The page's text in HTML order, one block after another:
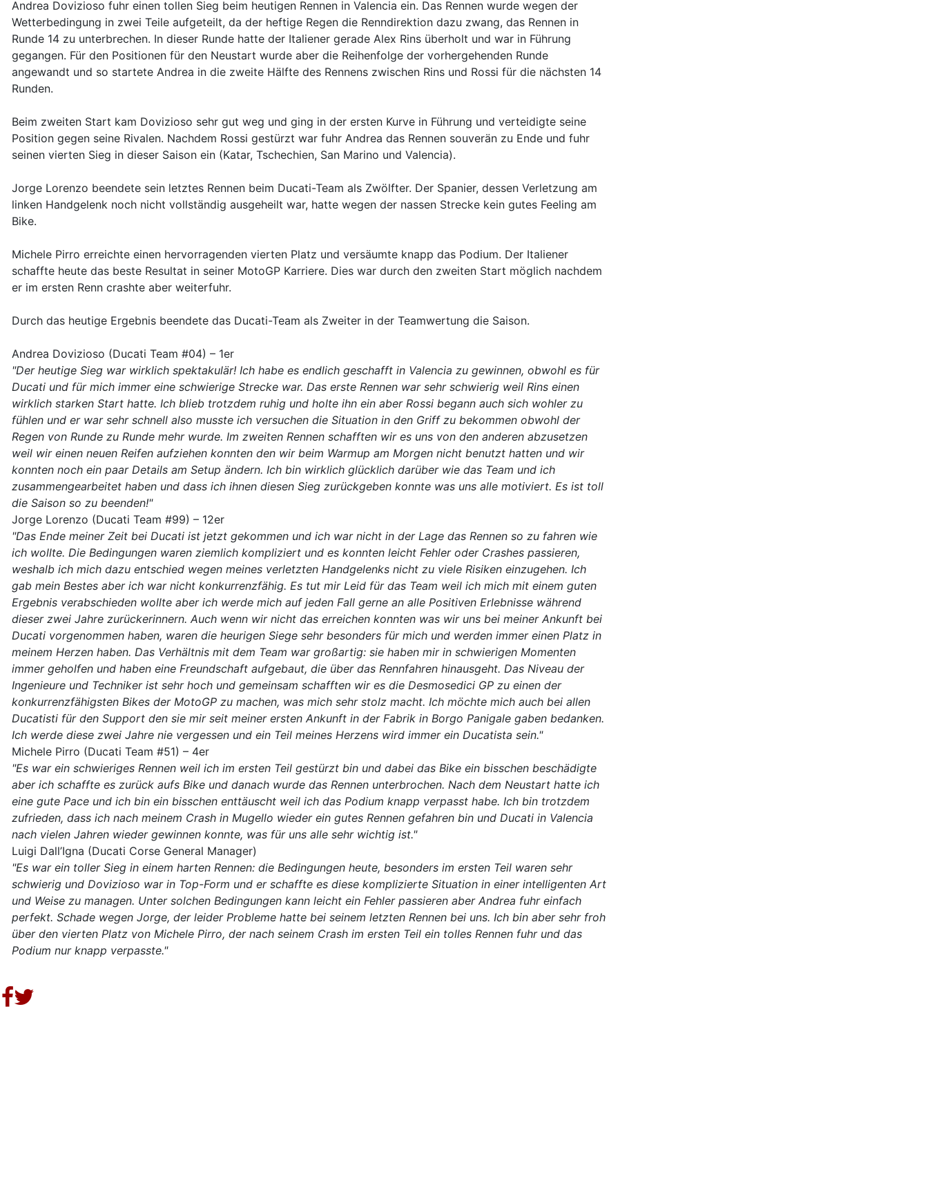
Andrea Dovizioso fuhr einen tollen Sieg beim heutigen Rennen in Valencia ein. Das Rennen wurde wegen der
Wetterbedingung in zwei Teile aufgeteilt, da der heftige Regen die Renndirektion dazu zwang, das Rennen in
Runde 14 zu unterbrechen. In dieser Runde hatte der Italiener gerade Alex Rins überholt und war in Führung
gegangen. Für den Positionen für den Neustart wurde aber die Reihenfolge der vorhergehenden Runde
angewandt und so startete Andrea in die zweite Hälfte des Rennens zwischen Rins und Rossi für die nächsten 14
Runden.
Beim zweiten Start kam Dovizioso sehr gut weg und ging in der ersten Kurve in Führung und verteidigte seine
Position gegen seine Rivalen. Nachdem Rossi gestürzt war fuhr Andrea das Rennen souverän zu Ende und fuhr
seinen vierten Sieg in dieser Saison ein (Katar, Tschechien, San Marino und Valencia).
Jorge Lorenzo beendete sein letztes Rennen beim Ducati-Team als Zwölfter. Der Spanier, dessen Verletzung am
linken Handgelenk noch nicht vollständig ausgeheilt war, hatte wegen der nassen Strecke kein gutes Feeling am
Bike.
Michele Pirro erreichte einen hervorragenden vierten Platz und versäumte knapp das Podium. Der Italiener
schaffte heute das beste Resultat in seiner MotoGP Karriere. Dies war durch den zweiten Start möglich nachdem
er im ersten Renn crashte aber weiterfuhr.
Durch das heutige Ergebnis beendete das Ducati-Team als Zweiter in der Teamwertung die Saison.
Andrea Dovizioso (Ducati Team #04) – 1er
"Der heutige Sieg war wirklich spektakulär! Ich habe es endlich geschafft in Valencia zu gewinnen, obwohl es für
Ducati und für mich immer eine schwierige Strecke war. Das erste Rennen war sehr schwierig weil Rins einen
wirklich starken Start hatte. Ich blieb trotzdem ruhig und holte ihn ein aber Rossi begann auch sich wohler zu
fühlen und er war sehr schnell also musste ich versuchen die Situation in den Griff zu bekommen obwohl der
Regen von Runde zu Runde mehr wurde. Im zweiten Rennen schafften wir es uns von den anderen abzusetzen
weil wir einen neuen Reifen aufziehen konnten den wir beim Warmup am Morgen nicht benutzt hatten und wir
konnten noch ein paar Details am Setup ändern. Ich bin wirklich glücklich darüber wie das Team und ich
zusammengearbeitet haben und dass ich ihnen diesen Sieg zurückgeben konnte was uns alle motiviert. Es ist toll
die Saison so zu beenden!"
Jorge Lorenzo (Ducati Team #99) – 12er
"Das Ende meiner Zeit bei Ducati ist jetzt gekommen und ich war nicht in der Lage das Rennen so zu fahren wie
ich wollte. Die Bedingungen waren ziemlich kompliziert und es konnten leicht Fehler oder Crashes passieren,
weshalb ich mich dazu entschied wegen meines verletzten Handgelenks nicht zu viele Risiken einzugehen. Ich
gab mein Bestes aber ich war nicht konkurrenzfähig. Es tut mir Leid für das Team weil ich mich mit einem guten
Ergebnis verabschieden wollte aber ich werde mich auf jeden Fall gerne an alle Positiven Erlebnisse während
dieser zwei Jahre zurückerinnern. Auch wenn wir nicht das erreichen konnten was wir uns bei meiner Ankunft bei
Ducati vorgenommen haben, waren die heurigen Siege sehr besonders für mich und werden immer einen Platz in
meinem Herzen haben. Das Verhältnis mit dem Team war großartig: sie haben mir in schwierigen Momenten
immer geholfen und haben eine Freundschaft aufgebaut, die über das Rennfahren hinausgeht. Das Niveau der
Ingenieure und Techniker ist sehr hoch und gemeinsam schafften wir es die Desmosedici GP zu einen der
konkurrenzfähigsten Bikes der MotoGP zu machen, was mich sehr stolz macht. Ich möchte mich auch bei allen
Ducatisti für den Support den sie mir seit meiner ersten Ankunft in der Fabrik in Borgo Panigale gaben bedanken.
Ich werde diese zwei Jahre nie vergessen und ein Teil meines Herzens wird immer ein Ducatista sein."
Michele Pirro (Ducati Team #51) – 4er
"Es war ein schwieriges Rennen weil ich im ersten Teil gestürzt bin und dabei das Bike ein bisschen beschädigte
aber ich schaffte es zurück aufs Bike und danach wurde das Rennen unterbrochen. Nach dem Neustart hatte ich
eine gute Pace und ich bin ein bisschen enttäuscht weil ich das Podium knapp verpasst habe. Ich bin trotzdem
zufrieden, dass ich nach meinem Crash in Mugello wieder ein gutes Rennen gefahren bin und Ducati in Valencia
nach vielen Jahren wieder gewinnen konnte, was für uns alle sehr wichtig ist."
Luigi Dall’Igna (Ducati Corse General Manager)
"Es war ein toller Sieg in einem harten Rennen: die Bedingungen heute, besonders im ersten Teil waren sehr
schwierig und Dovizioso war in Top-Form und er schaffte es diese komplizierte Situation in einer intelligenten Art
und Weise zu managen. Unter solchen Bedingungen kann leicht ein Fehler passieren aber Andrea fuhr einfach
perfekt. Schade wegen Jorge, der leider Probleme hatte bei seinem letzten Rennen bei uns. Ich bin aber sehr froh
über den vierten Platz von Michele Pirro, der nach seinem Crash im ersten Teil ein tolles Rennen fuhr und das
Podium nur knapp verpasste."